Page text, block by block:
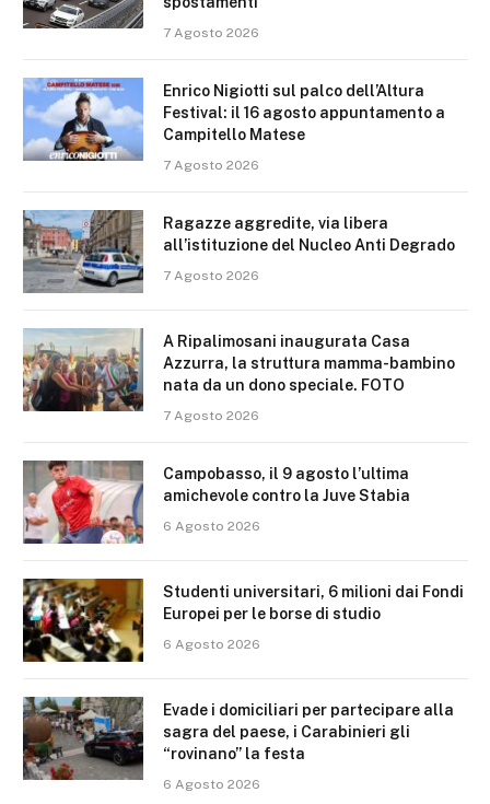
7 Agosto 2026
Enrico Nigiotti sul palco dell’Altura
Festival: il 16 agosto appuntamento a
Campitello Matese
7 Agosto 2026
Ragazze aggredite, via libera
all’istituzione del Nucleo Anti Degrado
7 Agosto 2026
A Ripalimosani inaugurata Casa
Azzurra, la struttura mamma-bambino
nata da un dono speciale. FOTO
7 Agosto 2026
Campobasso, il 9 agosto l’ultima
amichevole contro la Juve Stabia
6 Agosto 2026
Studenti universitari, 6 milioni dai Fondi
Europei per le borse di studio
6 Agosto 2026
Evade i domiciliari per partecipare alla
sagra del paese, i Carabinieri gli
“rovinano” la festa
6 Agosto 2026